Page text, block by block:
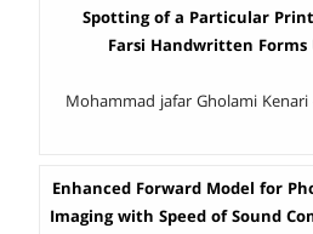
Spotting of a Particular
Farsi Handwritten Forms
Mohammad jafar Gholami Kenari
Enhanced Forward Model for
Imaging with Speed of Sound